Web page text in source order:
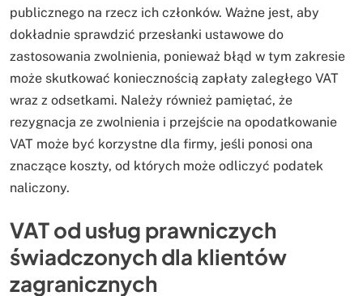
publicznego na rzecz ich członków. Ważne jest, aby
dokładnie sprawdzić przesłanki ustawowe do
zastosowania zwolnienia, ponieważ błąd w tym zakresie
może skutkować koniecznością zapłaty zaległego VAT
wraz z odsetkami. Należy również pamiętać, że
rezygnacja ze zwolnienia i przejście na opodatkowanie
VAT może być korzystne dla firmy, jeśli ponosi ona
znaczące koszty, od których może odliczyć podatek
naliczony.
VAT od usług prawniczych
świadczonych dla klientów
zagranicznych